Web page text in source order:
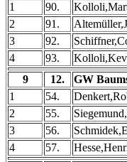
1
90.
2
91.
3
92.
4
93.
9
12. GW
1
54.
2
55.
3
56.
4
57.